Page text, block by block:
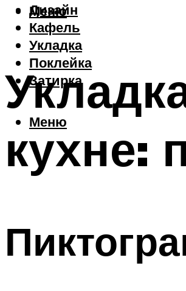
Дизайн
Кафель
Укладка
Поклейка
Затирка
Меню
Меню
кухне: